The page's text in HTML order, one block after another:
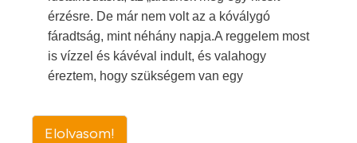
érzésre. De már nem volt az a kóválygó
fáradtság, mint néhány napja.A reggelem most
is vízzel és kávéval indult, és valahogy
éreztem, hogy szükségem van egy
Elolvasom!